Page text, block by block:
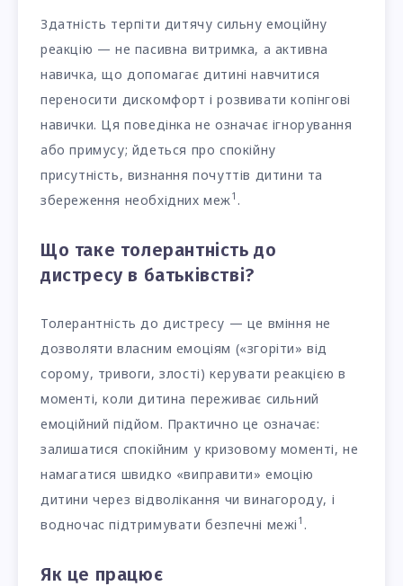
Здатність терпіти дитячу сильну емоційну
реакцію — не пасивна витримка, а активна
навичка, що допомагає дитині навчитися
переносити дискомфорт і розвивати копінгові
навички. Ця поведінка не означає ігнорування
або примусу; йдеться про спокійну
присутність, визнання почуттів дитини та
збереження необхідних меж1 .
Що таке толерантність до
дистресу в батьківстві?
Толерантність до дистресу — це вміння не
дозволяти власним емоціям («згоріти» від
сорому, тривоги, злості) керувати реакцією в
моменті, коли дитина переживає сильний
емоційний підйом. Практично це означає:
залишатися спокійним у кризовому моменті, не
намагатися швидко «виправити» емоцію
дитини через відволікання чи винагороду, і
водночас підтримувати безпечні межі 1 .
Як це працює